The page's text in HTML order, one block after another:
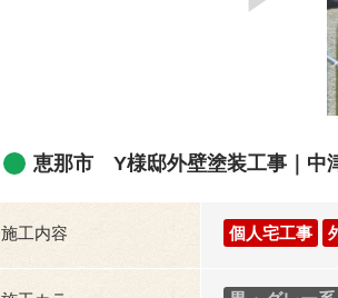
恵那市 Y様邸外壁塗装工事｜中
施工内容 個人宅工事